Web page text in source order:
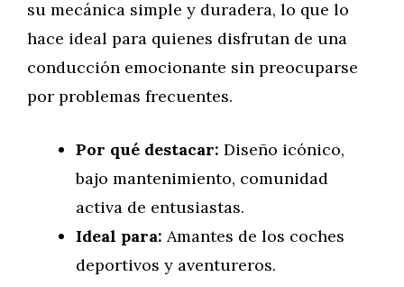
su mecánica simple y duradera, lo que lo
hace ideal para quienes disfrutan de una
conducción emocionante sin preocuparse
por problemas frecuentes.
Por qué destacar: Diseño icónico,
bajo mantenimiento, comunidad
activa de entusiastas.
Ideal para: Amantes de los coches
deportivos y aventureros.